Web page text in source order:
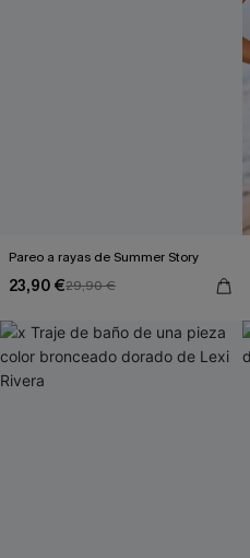
Pareo a rayas de Summer Story
23,90 €29,90 €